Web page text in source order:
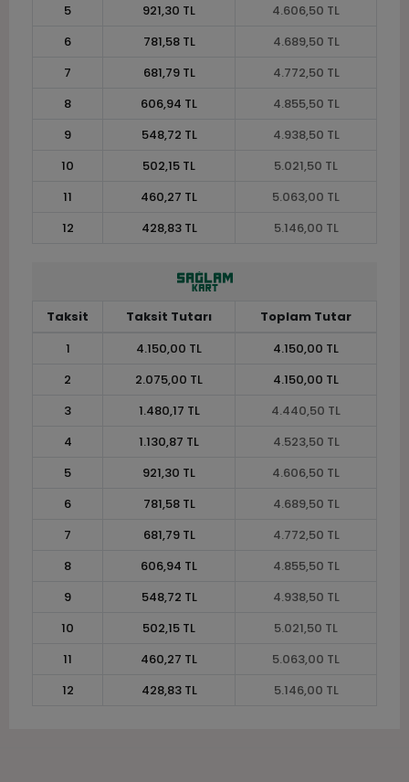
5
921,30 TL
4.606,50 TL
6
781,58 TL
4.689,50 TL
7
681,79 TL
4.772,50 TL
8
606,94 TL
4.855,50 TL
9
548,72 TL
4.938,50 TL
10
502,15 TL
5.021,50 TL
11
460,27 TL
5.063,00 TL
12
428,83 TL 5.146,00 TL
Taksit Taksit Tutarı
Toplam Tutar
1
4.150,00 TL
4.150,00 TL
2
2.075,00 TL
4.150,00 TL
3
1.480,17 TL
4.440,50 TL
4
1.130,87 TL
4.523,50 TL
5
921,30 TL
4.606,50 TL
6
781,58 TL
4.689,50 TL
7
681,79 TL
4.772,50 TL
8
606,94 TL
4.855,50 TL
9
548,72 TL
4.938,50 TL
10
502,15 TL
5.021,50 TL
11
460,27 TL
5.063,00 TL
12
428,83 TL 5.146,00 TL